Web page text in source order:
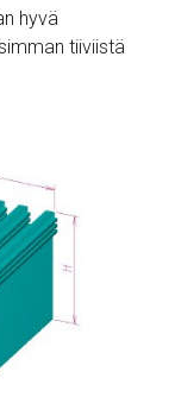
hyvä
tiiviistä